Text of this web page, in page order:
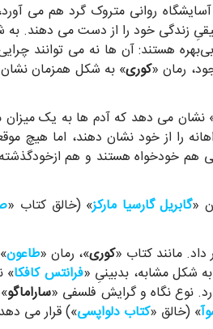
روانی متروک گرد هم می
زندگی خود را از دست می دهند.
هستند: آن ها نه می توانند
رمان «کوری» به شکل همزمان نشان
نشان می دهد که آدم ها به یک میزان
را از خود نشان دهند، اما هیچ
هم خودخواه هستند و هم
«گابریل گارسیا مارکز» (خالق کتاب «
داد. مانند کتاب «کوری»، رمان «طاعون
شکل مشابه، بدبینیِ «فرانتس کافکا»
نوع نگاه و گرایش فلسفی «ساراماگو
» (خالق «کتاب دلواپسی») قرار می